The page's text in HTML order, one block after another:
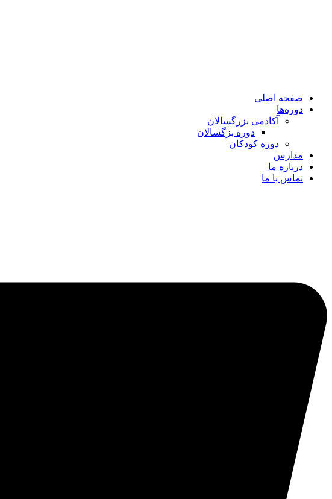
صفحه اصلی
دوره‌ها
آکادمی بزرگسالان
دوره بزگسالان
دوره کودکان
مدارس
درباره ما
تماس با ما